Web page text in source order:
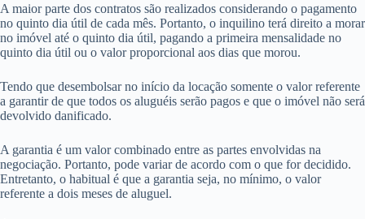
A maior parte dos contratos são realizados considerando o pagamento
no quinto dia útil de cada mês. Portanto, o inquilino terá direito a morar
no imóvel até o quinto dia útil, pagando a primeira mensalidade no
quinto dia útil ou o valor proporcional aos dias que morou.
Tendo que desembolsar no início da locação somente o valor referente
a garantir de que todos os aluguéis serão pagos e que o imóvel não será
devolvido danificado.
A garantia é um valor combinado entre as partes envolvidas na
negociação. Portanto, pode variar de acordo com o que for decidido.
Entretanto, o habitual é que a garantia seja, no mínimo, o valor
referente a dois meses de aluguel.